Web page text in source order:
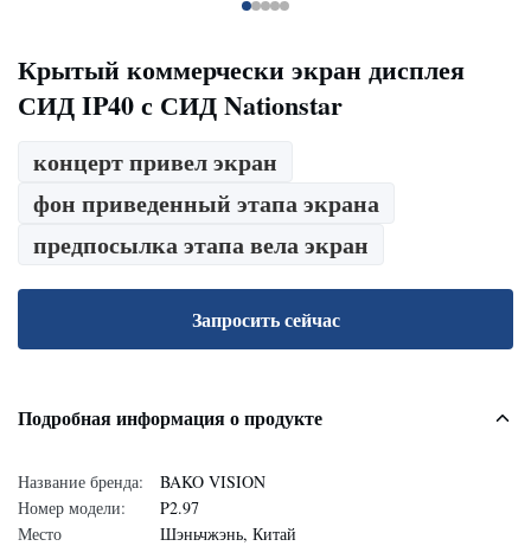
Крытый коммерчески экран дисплея
СИД IP40 с СИД Nationstar
концерт привел экран
фон приведенный этапа экрана
предпосылка этапа вела экран
Запросить сейчас
Подробная информация о продукте
Название бренда:
BAKO VISION
Номер модели:
P2.97
Место
Шэньчжэнь, Китай